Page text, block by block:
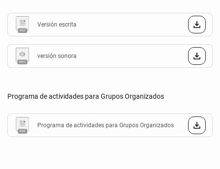
Versión escrita
versión sonora
Programa de actividades para Grupos Organizados
Programa de actividades para Grupos Organizados